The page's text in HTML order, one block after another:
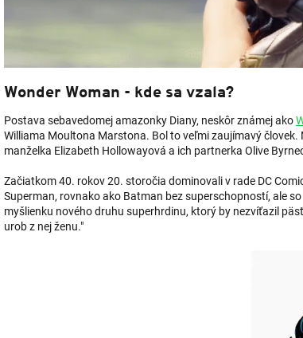
Wonder Woman - kde sa vzala?
Postava sebavedomej amazonky Diany, neskôr známej ako
Williama Moultona Marstona. Bol to veľmi zaujímavý
manželka Elizabeth Hollowayová a ich partnerka Olive
Začiatkom 40. rokov 20. storočia dominovali v rade DC
Superman, rovnako ako Batman bez superschopností, ale
myšlienku nového druhu superhrdinu, ktorý by nezvíťazil
urob z nej ženu."